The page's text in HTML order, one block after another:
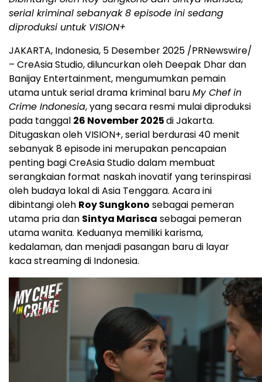
serial kriminal sebanyak 8 episode ini sedang
diproduksi untuk VISION+
JAKARTA, Indonesia, 5 Desember 2025 /PRNewswire/
– CreAsia Studio, diluncurkan oleh Deepak Dhardan
Banijay Entertainment, mengumumkan pemain
utama untuk serial drama kriminal baruMy Chef in
Crime Indonesia, yang secara resmi mulai diproduksi
pada tanggal 26 November 2025diJakarta.
Ditugaskan oleh VISION+, serial berdurasi 40 menit
sebanyak 8 episode ini merupakan pencapaian
penting bagi CreAsia Studio dalam membuat
serangkaian format naskah inovatif yang terinspirasi
oleh budaya lokal diAsia Tenggara. Acara ini
dibintangi oleh Roy Sungkono sebagai pemeran
utama pria dan Sintya Marisca sebagai pemeran
utama wanita. Keduanya memiliki karisma,
kedalaman, dan menjadi pasangan baru di layar
kaca streaming di Indonesia.